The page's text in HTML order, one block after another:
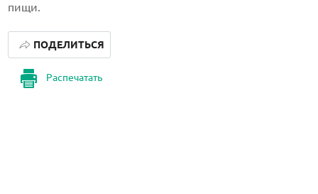
пищи.
Распечатать
ПОДЕЛИТЬСЯ